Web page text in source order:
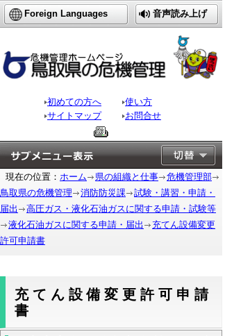
Foreign Languages 音声読み上げ
初めての方へ
使い方
サイトマップ
お問合せ
現在の位置： ホーム 県の組織と仕事
危機管理部
鳥取県の危機管理
消防防災課
試験・講習・申請・
届出
高圧ガス・液化石油ガスに関する申請・試験等
液化石油ガスに関する申請・届出
充てん設備変更
許可申請書
充てん設備変更許可申請
書